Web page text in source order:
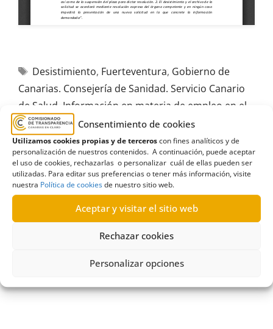
Consentimiento de cookies
Utilizamos cookies propias y de terceroscon fines analíticos y de
personalización de nuestros contenidos. A continuación, puede aceptar
el uso de cookies, rechazarlas o personalizar cuál de ellas pueden ser
utilizadas. Para editar sus preferencias o tener más información, visite
nuestra Política de cookiesde nuestro sitio web.
Aceptar y visitar el sitio web
Rechazar cookies
Personalizar opciones
Desistimiento, Fuerteventura, Gobierno de
Canarias. Consejería de Sanidad. Servicio Canario
de Salud Información en materia de empleo en el
sector público,SCS,Terminación
R451/2022
Salud relativa al nombramiento de supervisora de